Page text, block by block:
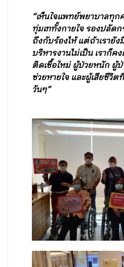
“เห็นใจแพทย์พยาบาลทุ
ทุ่มเททั้งกายใจ รองปลัด
ถึงกับร้องไห้ แต่ถ้าเรายั
บริหารงานไม่เป็น เราก็ค
ติดเชื้อใหม่ ผู้ป่วยหนัก ผู้ป่
ช่วยหายใจ และผู้เสียชีวิ
วันๆ”